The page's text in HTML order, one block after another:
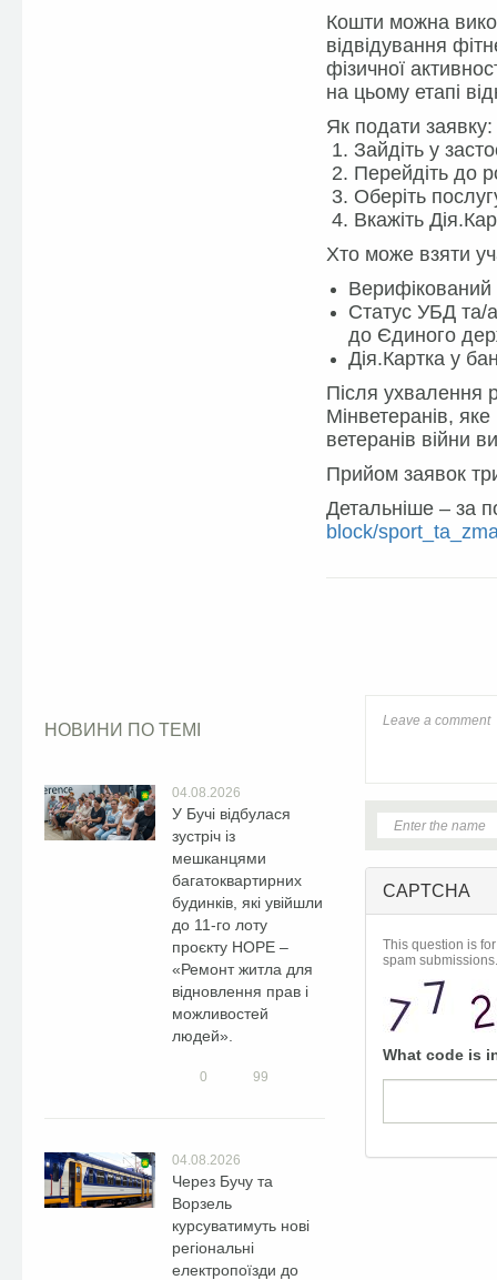
Кошти можна
відвідування
фізичної
на цьому етапі
Як подати заявку:
1. Зайдіть у
2. Перейдіть до
3. Оберіть
4. Вкажіть
Хто може взяти
Статус УБД та/
до Єдиного
Дія.Картка у
Після ухвалення
Мінветеранів,
ветеранів війни
Прийом заявок
Детальніше – за
block/
НОВИНИ ПО ТЕМІ
04.08.2026
У Бучі відбулася
зустріч із
мешканцями
багатоквартирних
будинків, які увійшли
до 11-го лоту
проєкту HOPE –
«Ремонт житла для
відновлення прав і
можливостей
людей».
0 99
04.08.2026
Через Бучу та
Ворзель
курсуватимуть нові
регіональні
електропоїзди до
CAPTCHA
This question is
spam submissions.
What code is